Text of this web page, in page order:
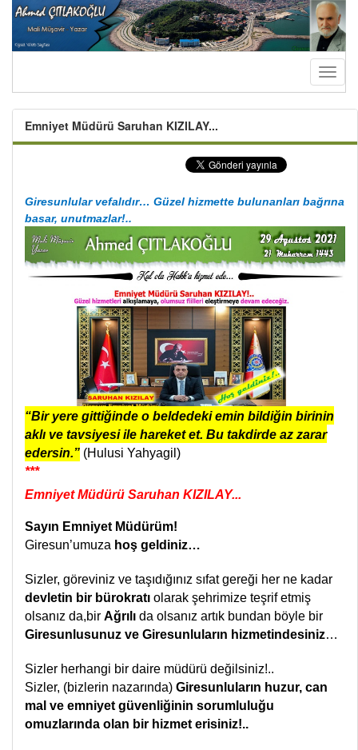
Emniyet Müdürü Saruhan KIZILAY...
Giresunlular vefalıdır… Güzel hizmette bulunanları bağrına
basar, unutmazlar!..
“Bir yere gittiğinde o beldedeki emin bildiğin birinin
aklı ve tavsiyesi ile hareket et. Bu takdirde az zarar
edersin.” (Hulusi Yahyagil)
***
Emniyet Müdürü Saruhan KIZILAY...
Sayın Emniyet Müdürüm!
Giresun’umuza hoş geldiniz…
Sizler, göreviniz ve taşıdığınız sıfat gereği her ne kadar
devletin bir bürokratı olarak şehrimize teşrif etmiş
olsanız da,bir Ağrılı da olsanız artık bundan böyle bir
Giresunlusunuz ve Giresunluların hizmetindesiniz…
Sizler herhangi bir daire müdürü değilsiniz!..
Sizler, (bizlerin nazarında) Giresunluların huzur, can
mal ve emniyet güvenliğinin sorumluluğu
omuzlarında olan bir hizmet erisiniz!..